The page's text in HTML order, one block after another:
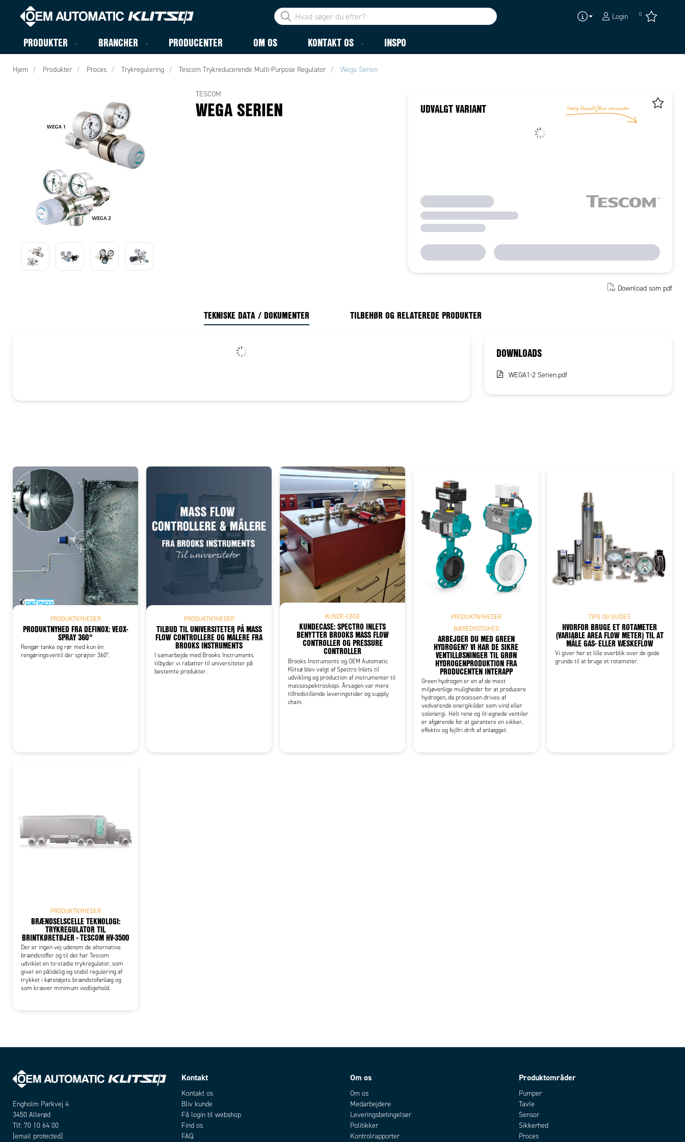
Login 0
PRODUKTER BRANCHER PRODUCENTER OM OS KONTAKT OS INSPO
Hjem Produkter Proces Trykregulering Tescom Trykreducerende Multi-Purpose Regulator Wega Serien
TESCOM
WEGA SERIEN UDVALGT VARIANT
Download som pdf
TEKNISKE DATA / DOKUMENTER TILBEHØR OG RELATEREDE PRODUKTER
DOWNLOADS
WEGA1-2 Serien.pdf
Add to existing cart row Add as new cart row
PRODUKTNYHEDER
PRODUKTNYHED FRA DEFINOX: VEOX-
SPRAY 360°
Rengør tanke og rør med kun én
rengøringsventil der sprøjter 360°.
PRODUKTNYHEDER
TILBUD TIL UNIVERSITETER PÅ MASS
FLOW CONTROLLERE OG MÅLERE FRA
BROOKS INSTRUMENTS
I samarbejde med Brooks Instruments
tilbyder vi rabatter til universiteter på
bestemte produkter.
KUNDE-CASE
KUNDECASE: SPECTRO INLETS
BENYTTER BROOKS MASS FLOW
CONTROLLER OG PRESSURE
CONTROLLER
Brooks Instruments og OEM Automatic
Klitsø blev valgt af Spectro Inlets til
udvikling og production af instrumenter til
massespektroskopi. Årsagen var mere
tilfredstillende leveringstider og supply
chain.
PRODUKTNYHEDER
BÆREDYGTIGHED
ARBEJDER DU MED GREEN
HYDROGEN? VI HAR DE SIKRE
VENTILLØSNINGER TIL GRØN
HYDROGENPRODUKTION FRA
PRODUCENTEN INTERAPP
Green hydrogen er en af de mest
miljøvenlige muligheder for at producere
hydrogen, da processen drives af
vedvarende energikilder som vind eller
solenergi. Helt rene og ilt-egnede ventiler
er afgørende for at garantere en sikker,
effektiv og fejlfri drift af anlægget.
TIPS OG GUIDES
HVORFOR BRUGE ET ROTAMETER
(VARIABLE AREA FLOW METER) TIL AT
MÅLE GAS- ELLER VÆSKEFLOW
Vi giver her et lille overblik over de gode
grunde til at bruge et rotameter.
PRODUKTNYHEDER
BRÆNDSELSCELLE TEKNOLOGI:
TRYKREGULATOR TIL
BRINTKØRETØJER - TESCOM HV-3500
Der er ingen vej udenom de alternative
brændstoffer og til det har Tescom
udviklet en to-stadie trykregulator, som
giver en pålidelig og stabil regulering af
trykket i køretøjets brændstofanlæg og
som kræver minimum vedligehold.
Engholm Parkvej 4
3450 Allerød
Tlf: 70 10 64 00
[email protected]
Kontakt
Kontakt os
Bliv kunde
Få login til webshop
Find os
FAQ
Om os
Om os
Medarbejdere
Leveringsbetingelser
Politikker
Kontrolrapporter
Produktområder
Pumper
Tavle
Sensor
Sikkerhed
Proces